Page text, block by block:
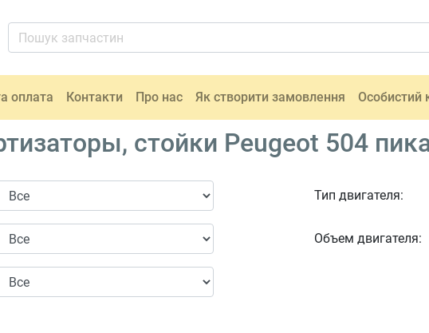
оплата Контакти Про нас Як створити замовлення Особистий
стойки Peugeot 504
Тип двигателя:
Объем двигателя: